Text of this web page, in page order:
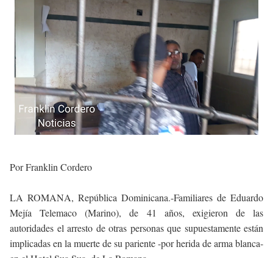
Por Franklin Cordero
LA ROMANA, República Dominicana.-Familiares de Eduardo
Mejía Telemaco (Marino), de 41 años, exigieron de las
autoridades el arresto de otras personas que supuestamente están
implicadas en la muerte de su pariente -por herida de arma blanca-